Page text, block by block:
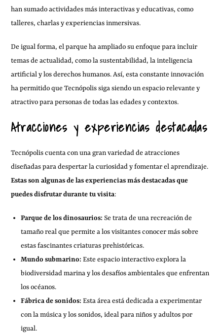
han sumado actividades más interactivas y educativas, como
talleres, charlas y experiencias inmersivas.
De igual forma, el parque ha ampliado su enfoque para incluir
temas de actualidad, como la sustentabilidad, la inteligencia
artificial y los derechos humanos. Así, esta constante innovación
ha permitido que Tecnópolis siga siendo un espacio relevante y
atractivo para personas de todas las edades y contextos.
Atracciones y experiencias destacadas
Tecnópolis cuenta con una gran variedad de atracciones
diseñadas para despertar la curiosidad y fomentar el aprendizaje.
Estas son algunas de las experiencias más destacadas que
puedes disfrutar durante tu visita:
Parque de los dinosaurios: Se trata de una recreación de
tamaño real que permite a los visitantes conocer más sobre
estas fascinantes criaturas prehistóricas.
Mundo submarino: Este espacio interactivo explora la
biodiversidad marina y los desafíos ambientales que enfrentan
los océanos.
Fábrica de sonidos: Esta área está dedicada a experimentar
con la música y los sonidos, ideal para niños y adultos por
igual.